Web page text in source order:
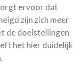
ervoor dat
zijn zich meer
de doelstellingen
het hier duidelijk